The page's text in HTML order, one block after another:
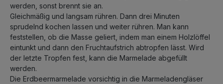
werden, sonst brennt sie an.
Gleichmäßig und langsam rühren. Dann drei Minuten
sprudelnd kochen lassen und weiter rühren. Man kann
feststellen, ob die Masse geliert, indem man einem Holzlöffel
eintunkt und dann den Fruchtaufstrich abtropfen lässt. Wird
der letzte Tropfen fest, kann die Marmelade abgefüllt
werden.
Die Erdbeermarmelade vorsichtig in die Marmeladengläser